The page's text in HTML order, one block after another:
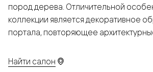
пород дерева. Отличительной
коллекции является декоративное
портала, повторяющее
Найти салон